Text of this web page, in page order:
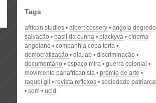
Tags
african studies albert cossery
angola degredo
salvação
basil da cunha blackyva
cinema
angolano
companhia cepa torta
democratização
dia.lab
discriminação
documentário
espaço mira
guerra colonial
movimento panafricanista
prémio de arte
raquel gil
revista reflexos
sociedade patriarcal
som
ucid